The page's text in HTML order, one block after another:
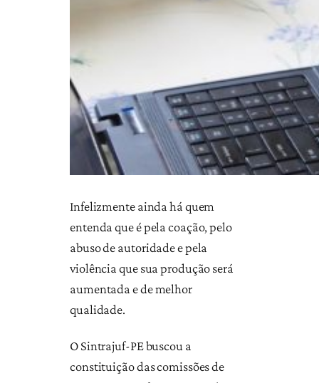
Infelizmente ainda há quem
entenda que é pela coação, pelo
abuso de autoridade e pela
violência que sua produção será
aumentada e de melhor
qualidade.
O Sintrajuf-PE buscou a
constituição das comissões de